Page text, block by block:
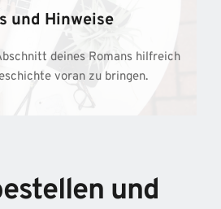
und Hinweise
deines Romans hilfreich
voran zu bringen.
und